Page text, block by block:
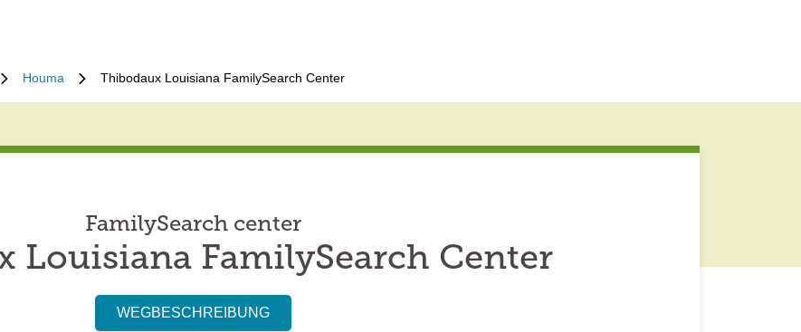
Houma Thibodaux Louisiana FamilySearch Center
FamilySearch center
Louisiana FamilySearch Center
WEGBESCHREIBUNG